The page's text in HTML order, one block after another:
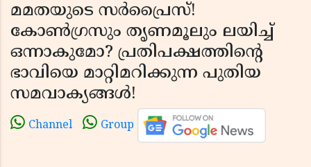
മമതയുടെ സർപ്രൈസ്!
കോൺഗ്രസും തൃണമൂലും ലയിച്ച്
ഒന്നാകുമോ? പ്രതിപക്ഷത്തിന്റെ
ഭാവിയെ മാറ്റിമറിക്കുന്ന പുതിയ
സമവാക്യങ്ങൾ!
Channel Group